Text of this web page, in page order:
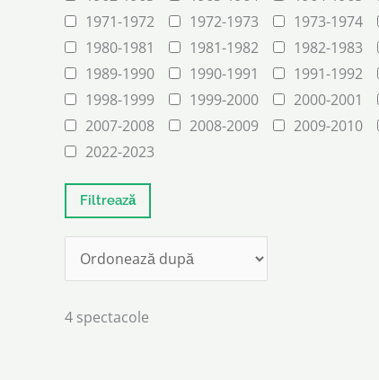
1971-1972
1972-1973 1973-1974
1980-1981
1981-1982 1982-1983
1989-1990
1990-1991 1991-1992
1998-1999
1999-2000 2000-2001
2007-2008
2008-2009 2009-2010
2022-2023
4 spectacole